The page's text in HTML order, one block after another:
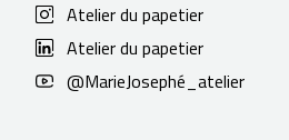
Atelier du papetier
Atelier du papetier
@MarieJosephé_atelier